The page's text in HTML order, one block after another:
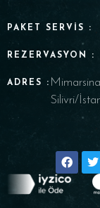
PAKET SERVIS :
REZERVASYON :
ADRES :
Silivri/